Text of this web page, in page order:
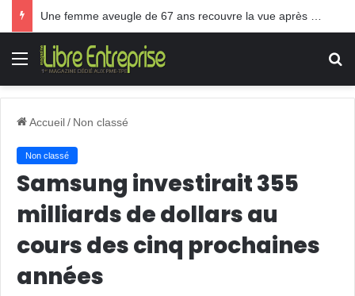
Menu
Accueil/ Non classé
Non classé
Samsung investirait 355
milliards de dollars au
cours des cinq prochaines
années